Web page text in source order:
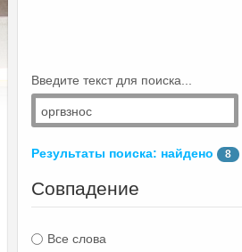
Введите текст для поиска...
Результаты поиска: найдено 8
Совпадение
Все слова